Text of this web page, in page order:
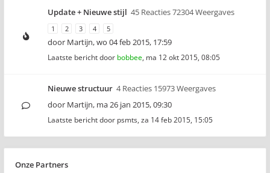
Update + Nieuwe stijl 45 Reacties 72304 Weergaves
1 2 3 4 5
door Martijn,wo 04 feb 2015, 17:59
Laatste bericht door bobbee, ma 12 okt 2015, 08:05
Nieuwe structuur 4 Reacties 15973 Weergaves
door Martijn, ma 26 jan 2015, 09:30
Laatste bericht door psmts, za 14 feb 2015, 15:05
Onze Partners